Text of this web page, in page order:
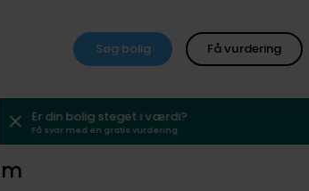
Søg bolig Få vurdering
Er din bolig steget i værdi?
Få svar med en gratis vurdering